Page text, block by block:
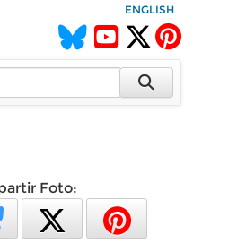
ENGLISH
Foto: